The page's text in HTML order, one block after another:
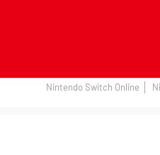
Nintendo Switch Online